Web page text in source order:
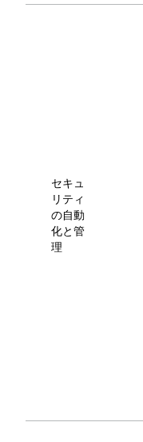
セキュ
リティ
の自動
化と管
理